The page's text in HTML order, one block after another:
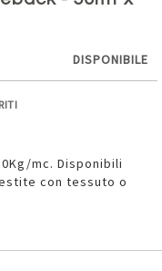
DISPONIBILE
mc. Disponibili
con tessuto o